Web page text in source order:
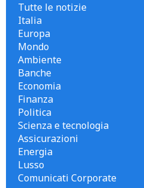
Tutte le notizie
Italia
Europa
Mondo
Ambiente
Banche
Economia
Finanza
Politica
Scienza e tecnologia
Assicurazioni
Energia
Lusso
Comunicati Corporate